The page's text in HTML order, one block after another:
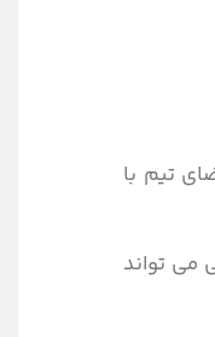
تیم با
می تواند